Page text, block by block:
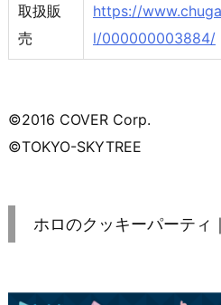
取扱販
売
https://
l/000000003884/
©2016 COVER Corp.
©TOKYO-SKYTREE
ホロのクッキーパーティ